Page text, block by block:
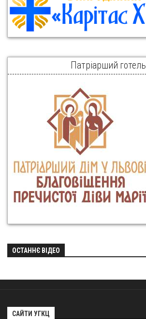
Патріарший готель
ОСТАННЄ ВІДЕО
САЙТИ УГКЦ